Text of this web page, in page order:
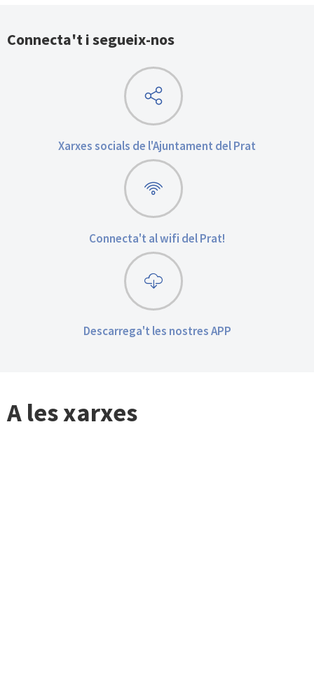
Connecta't i segueix-nos
Xarxes socials de l'Ajuntament del Prat
Connecta't al wifi del Prat!
Descarrega't les nostres APP
A les xarxes